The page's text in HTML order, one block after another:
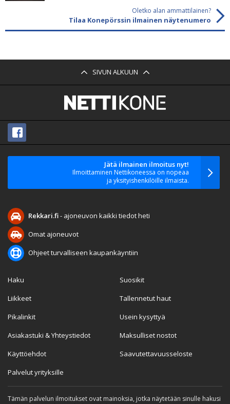
Oletko alan ammattilainen?
Tilaa Konepörssin ilmainen näytenumero
SIVUN ALKUUN
Jätä ilmainen ilmoitus nyt!
Ilmoittaminen Nettikoneessa on nopeaa
ja yksityishenkilöille ilmaista.
Rekkari.fi- ajoneuvon kaikki tiedot heti
Omat ajoneuvot
Ohjeet turvalliseen kaupankäyntiin
Haku
Liikkeet
Pikalinkit
Asiakastuki & Yhteystiedot
Käyttöehdot
Palvelut yrityksille
Suosikit
Tallennetut haut
Usein kysyttyä
Maksulliset nostot
Saavutettavuusseloste
Tämän palvelun ilmoitukset ovat mainoksia, jotka näytetään sinulle hakusi